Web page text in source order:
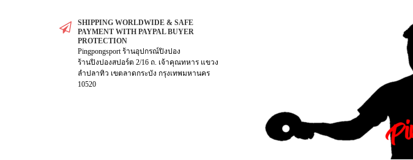
SHIPPING WORLDWIDE & SAFE
PAYMENT WITH PAYPAL BUYER
PROTECTION
Pingpongsport ร้านอุปกรณ์ปิงปอง
ร้านปิงปองสปอร์ต 2/16 ถ. เจ้าคุณทหาร แขวง
ลำปลาทิว เขตลาดกระบัง กรุงเทพมหานคร
10520